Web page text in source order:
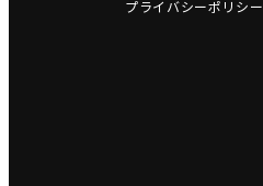
プライバシーポリシー